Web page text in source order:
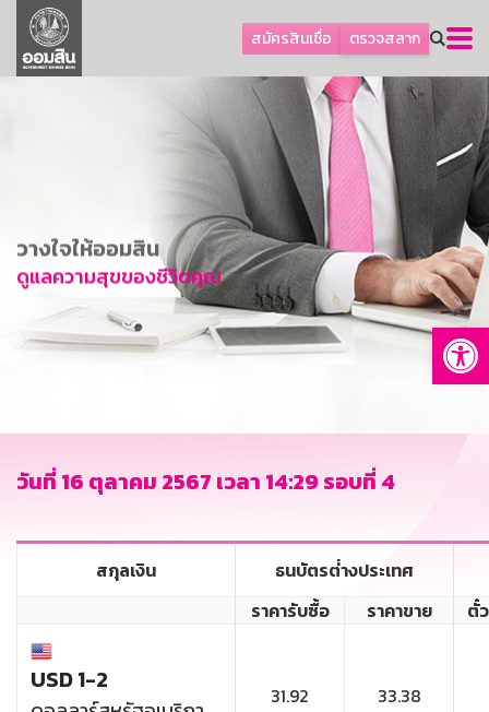
สมัครสินเชื่อ ตรวจสลาก
ลูกค้าธุรกิจ
ลูกค้าผู้ประกอบรายย่อย
การพัฒนาที่ยั่งยืน
ข่าวสาร
บริการทางการเงิน
อื่นๆ
GSB Society
วางใจให้ออมสิน
ดูแลความสุขของชีวิตคุณ
วันที่ 16 ตุลาคม 2567 เวลา 14:29 รอบที่ 4
สกุลเงิน
ธนบัตรต่่างประเทศ
ราคารับซื้อ
ราคาขาย ตั๋
USD 1-2 31.92 33.38